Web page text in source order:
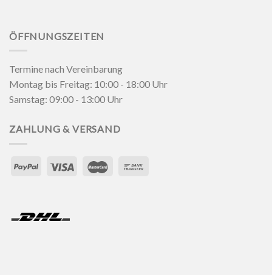
ÖFFNUNGSZEITEN
Termine nach Vereinbarung
Montag bis Freitag: 10:00 - 18:00 Uhr
Samstag: 09:00 - 13:00 Uhr
ZAHLUNG & VERSAND